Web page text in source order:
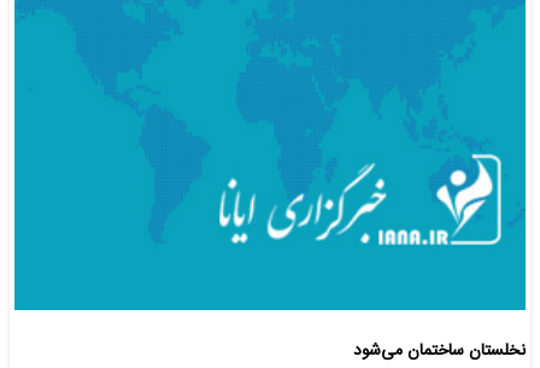
نخلستان‌ ساختمان می‌شود